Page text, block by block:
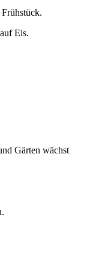
Eis.
Gärten wächst